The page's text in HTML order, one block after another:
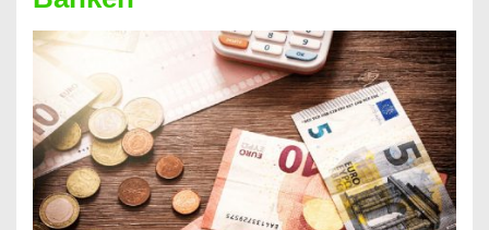
einen
10000
Euro
Kredit
finden